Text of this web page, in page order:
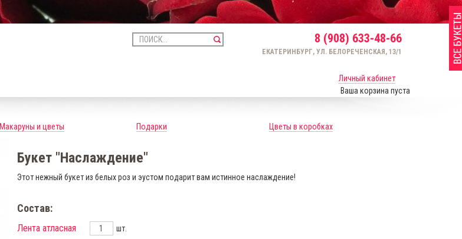
8 (908) 633-48-66
ЕКАТЕРИНБУРГ, УЛ. БЕЛОРЕЧЕНСКАЯ, 13/1
Личный кабинет
Ваша корзина пуста
Макаруны и цветы Подарки Цветы в коробках
Букет "Наслаждение"
Этот нежный букет из белых роз и эустом подарит вам истинное наслаждение!
Состав:
Лента атласная шт.